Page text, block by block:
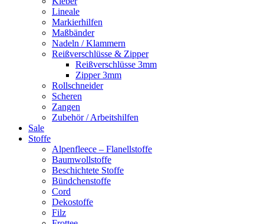
Lineale
Markierhilfen
Maßbänder
Nadeln / Klammern
Reißverschlüsse & Zipper
Reißverschlüsse 3mm
Zipper 3mm
Rollschneider
Scheren
Zangen
Zubehör / Arbeitshilfen
Sale
Stoffe
Alpenfleece – Flanellstoffe
Baumwollstoffe
Beschichtete Stoffe
Bündchenstoffe
Cord
Dekostoffe
Filz